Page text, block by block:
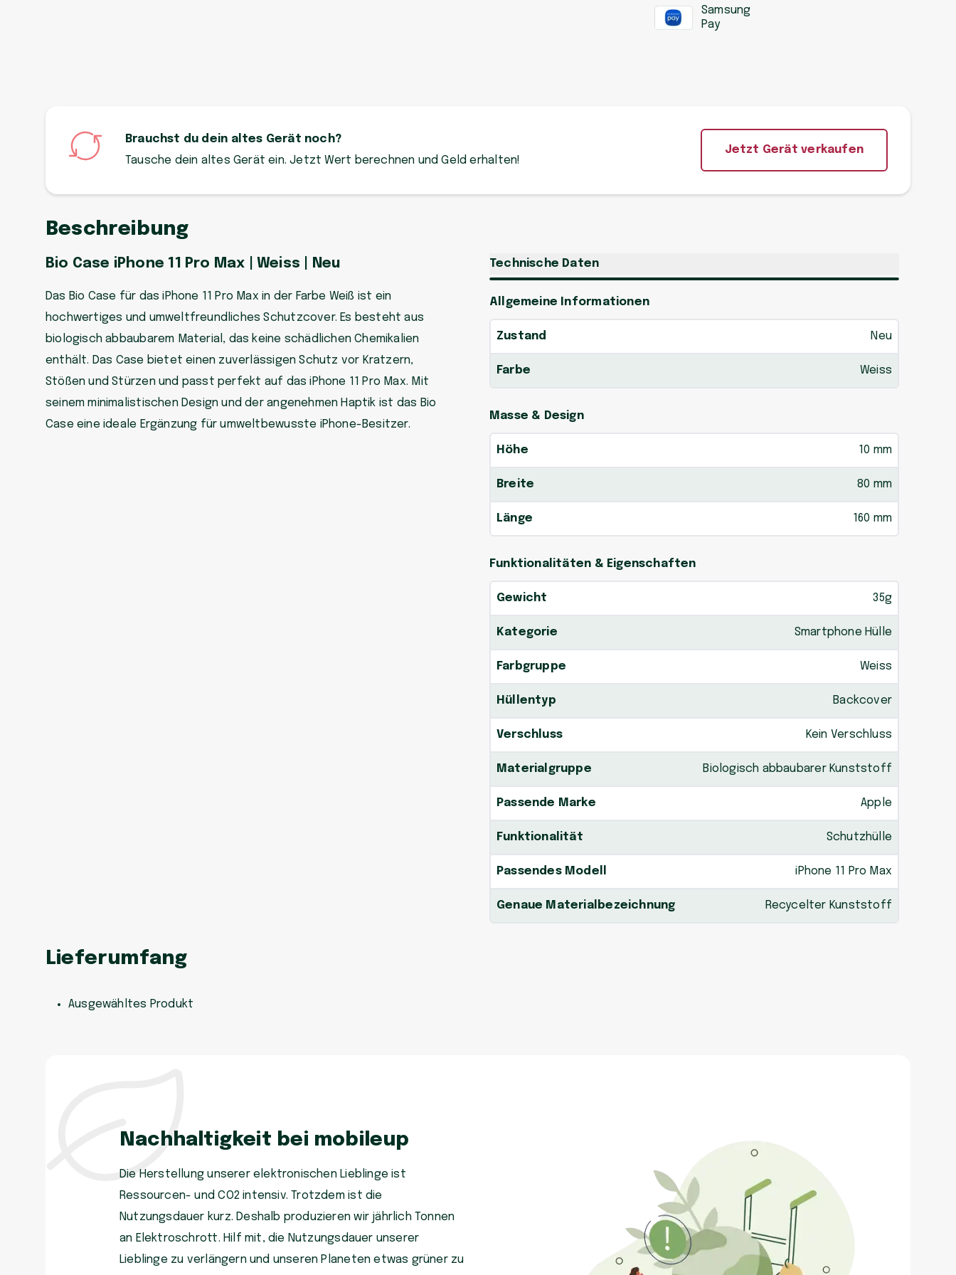
Samsung
Pay
Brauchst du dein altes Gerät noch?
Tausche dein altes Gerät ein. Jetzt Wert berechnen und Geld erhalten!
Jetzt Gerät verkaufen
Beschreibung
Bio Case iPhone 11 Pro Max | Weiss | Neu
Das Bio Case für das iPhone 11 Pro Max in der Farbe Weiß ist ein
hochwertiges und umweltfreundliches Schutzcover. Es besteht aus
biologisch abbaubarem Material, das keine schädlichen Chemikalien
enthält. Das Case bietet einen zuverlässigen Schutz vor Kratzern,
Stößen und Stürzen und passt perfekt auf das iPhone 11 Pro Max. Mit
seinem minimalistischen Design und der angenehmen Haptik ist das Bio
Case eine ideale Ergänzung für umweltbewusste iPhone-Besitzer.
Technische Daten
Allgemeine Informationen
Zustand Neu
Farbe Weiss
Masse & Design
Höhe 10 mm
Breite 80 mm
Länge 160 mm
Funktionalitäten & Eigenschaften
Gewicht 35g
Kategorie Smartphone Hülle
Farbgruppe Weiss
Hüllentyp Backcover
Verschluss Kein Verschluss
Materialgruppe Biologisch abbaubarer Kunststoff
Passende Marke Apple
Funktionalität Schutzhülle
Passendes Modell iPhone 11 Pro Max
Genaue Materialbezeichnung Recycelter Kunststoff
Lieferumfang
Ausgewähltes Produkt
Nachhaltigkeit bei mobileup
Die Herstellung unserer elektronischen Lieblinge ist
Ressourcen- und CO2 intensiv. Trotzdem ist die
Nutzungsdauer kurz. Deshalb produzieren wir jährlich Tonnen
an Elektroschrott. Hilf mit, die Nutzungsdauer unserer
Lieblinge zu verlängern und unseren Planeten etwas grüner zu